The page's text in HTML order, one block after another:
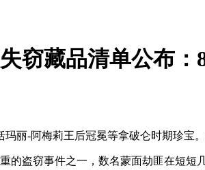
窃藏品清单公布：
丽-阿梅莉王后冠冕等拿破仑时期珍宝
的盗窃事件之一，数名蒙面劫匪在短短